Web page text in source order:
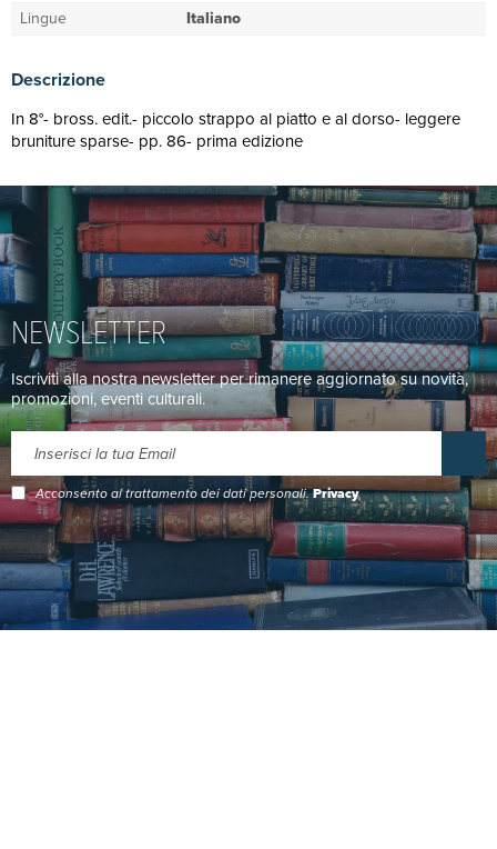
Lingue
Italiano
Descrizione
In 8°- bross. edit.- piccolo strappo al piatto e al dorso- leggere
bruniture sparse- pp. 86- prima edizione
NEWSLETTER
Iscriviti alla nostra newsletter per rimanere aggiornato su novità,
promozioni, eventi culturali.
Acconsento al trattamento dei dati personali.Privacy